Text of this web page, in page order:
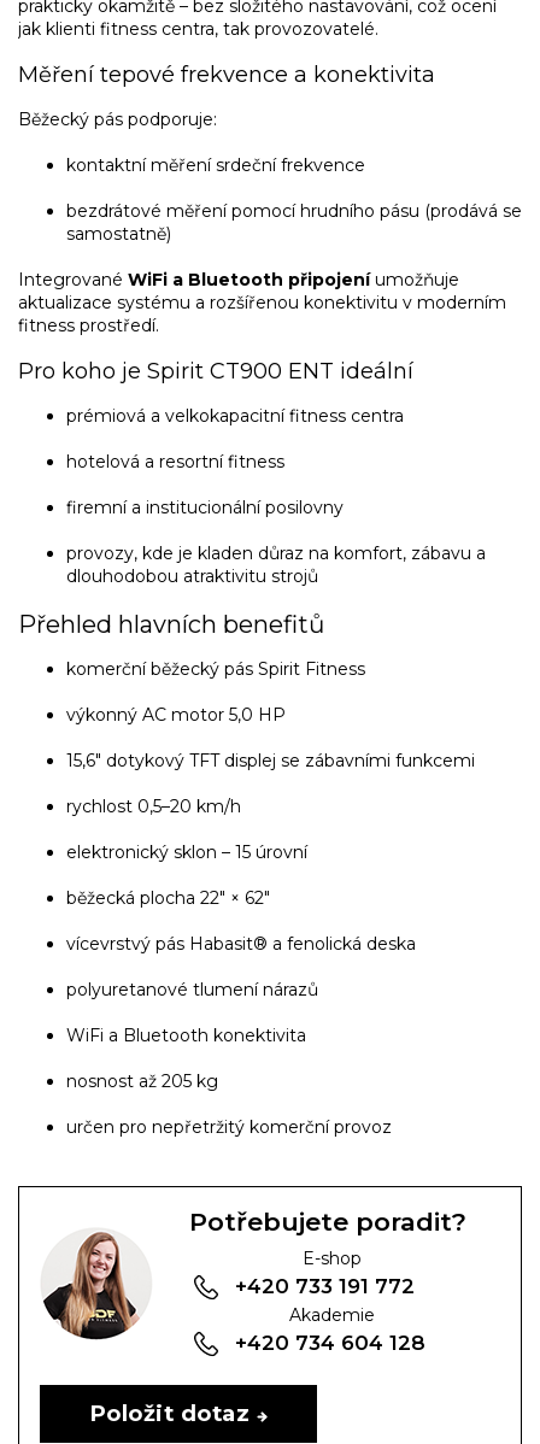
prakticky okamžitě – bez složitého nastavování, což ocení
jak klienti fitness centra, tak provozovatelé.
Měření tepové frekvence a konektivita
Běžecký pás podporuje:
kontaktní měření srdeční frekvence
bezdrátové měření pomocí hrudního pásu (prodává se
samostatně)
Integrované WiFi a Bluetooth připojeníumožňuje
aktualizace systému a rozšířenou konektivitu v moderním
fitness prostředí.
Pro koho je Spirit CT900 ENT ideální
prémiová a velkokapacitní fitness centra
hotelová a resortní fitness
firemní a institucionální posilovny
provozy, kde je kladen důraz na komfort, zábavu a
dlouhodobou atraktivitu strojů
Přehled hlavních benefitů
komerční běžecký pás Spirit Fitness
výkonný AC motor 5,0 HP
15,6″ dotykový TFT displej se zábavními funkcemi
rychlost 0,5–20 km/h
elektronický sklon – 15 úrovní
běžecká plocha 22″ × 62″
vícevrstvý pás Habasit® a fenolická deska
polyuretanové tlumení nárazů
WiFi a Bluetooth konektivita
nosnost až 205 kg
určen pro nepřetržitý komerční provoz
Potřebujete poradit?
E-shop
+420 733 191 772
Akademie
+420 734 604 128
Položit dotaz